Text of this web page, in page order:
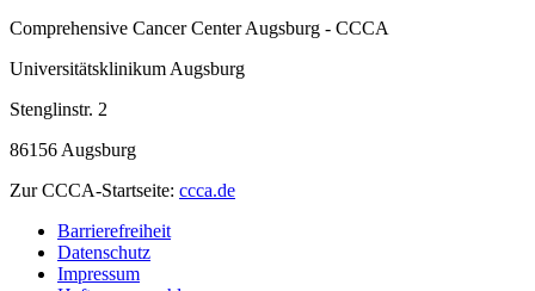
Comprehensive Cancer Center Augsburg - CCCA
Universitätsklinikum Augsburg
Stenglinstr. 2
86156 Augsburg
Zur CCCA-Startseite: ccca.de
Barrierefreiheit
Datenschutz
Impressum